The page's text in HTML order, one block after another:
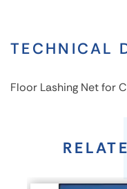
TECHNICAL
Floor Lashing Net for